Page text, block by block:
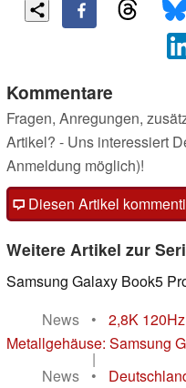
Kommentare
Fragen, Anregungen,
Artikel? - Uns interessiert
Anmeldung möglich)!
Diesen Artikel
Weitere Artikel zur
Samsung Galaxy Book5
News
•
2,8K
Metallgehäuse: Samsung
|
News
•